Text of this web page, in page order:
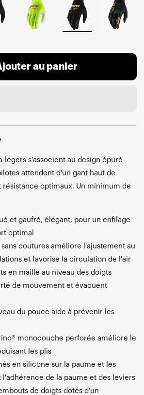
au panier
légers s'associent au design épuré
attendent d'un gant haut de
optimaux. Un minimum de
et gaufré, élégant, pour un enfilage
optimal
sans coutures améliore l'ajustement au
et favorise la circulation de l'air
en maille au niveau des doigts
de mouvement et évacuent
du pouce aide à prévenir les
monocouche perforée améliore le
les plis
en silicone sur la paume et les
de la paume et des leviers
de doigts dotés d'un